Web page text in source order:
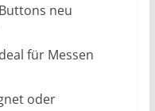
neu
für Messen
oder